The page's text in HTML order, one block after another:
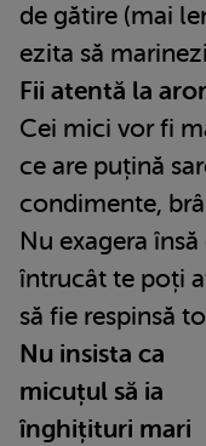
de gătire (mai
ezita să
Fii atentă la
Cei mici vor fi
ce are puțină
condimente,
Nu exagera
întrucât te poți
să fie respinsă
Nu insista ca
micuțul să ia
înghițituri mari